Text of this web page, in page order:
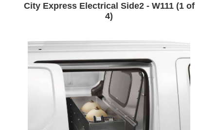
City Express Electrical Side2 - W111 (1 of
4)